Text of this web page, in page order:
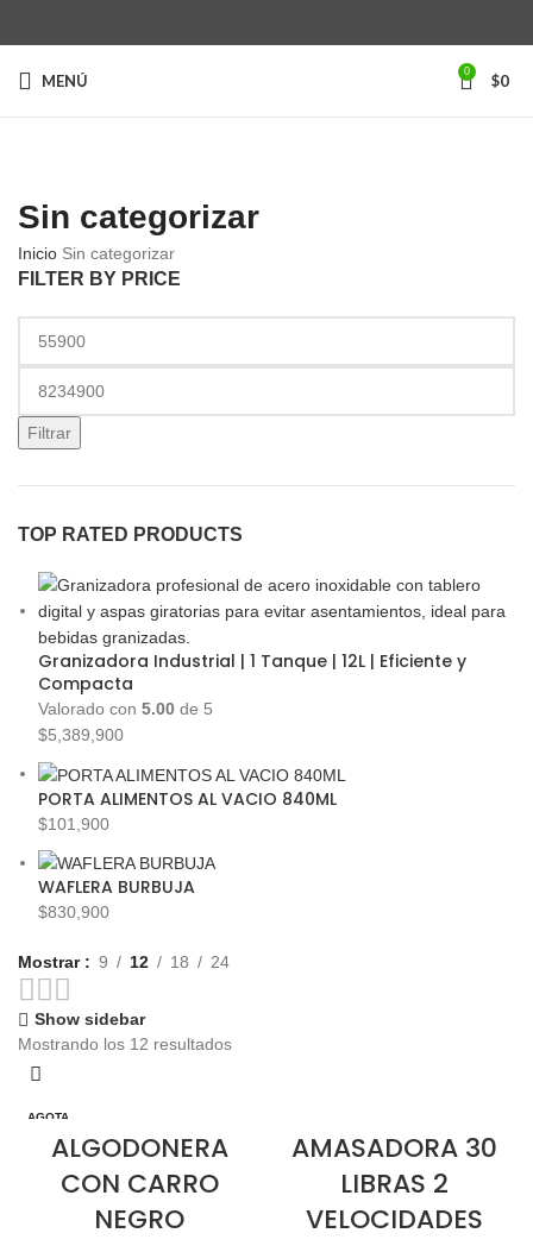
MENÚ 0 $0
Sin categorizar
Inicio Sin categorizar
FILTER BY PRICE
Filtrar
TOP RATED PRODUCTS
Granizadora Industrial | 1 Tanque | 12L | Eficiente y
Compacta
Valorado con 5.00 de 5
$5,389,900
PORTA ALIMENTOS AL VACIO 840ML
$101,900
WAFLERA BURBUJA
$830,900
Mostrar 9 12 18 24
Show sidebar
Mostrando los 12 resultados
AGOTA
ALGODONERA
CON CARRO
NEGRO
AMASADORA 30
LIBRAS 2
VELOCIDADES